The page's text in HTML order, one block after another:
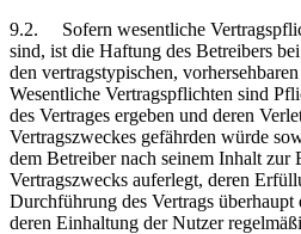
9.2.
Sofern wesentliche
sind, ist die Haftung des Betreibers
den vertragstypischen,
Wesentliche Vertragspflichten sind
des Vertrages ergeben und deren
Vertragszweckes gefährden würde
dem Betreiber nach seinem Inhalt zur
Vertragszwecks auferlegt, deren
Durchführung des Vertrags
deren Einhaltung der Nutzer